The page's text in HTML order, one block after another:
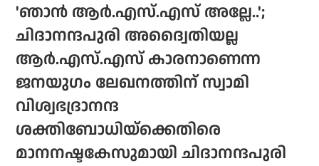
'ഞാന്‍ ആര്‍.എസ്.എസ് അല്ലേ..';
ചിദാനന്ദപുരി അദ്വൈതിയല്ല
ആര്‍.എസ്.എസ് കാരനാണെന്ന
ജനയുഗം ലേഖനത്തിന് സ്വാമി
വിശ്വഭദ്രാനന്ദ
ശക്തിബോധിയ്‌ക്കെതിരെ
മാനനഷ്ടകേസുമായി ചിദാനന്ദപുരി